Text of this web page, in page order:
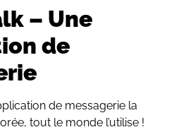
– Une
de
de messagerie la
tout le monde l’utilise !